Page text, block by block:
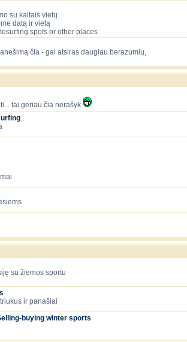
su kaitais vietų.
datą ir vietą
spots or other places
čia - gal atsiras daugiau berazumių,
tai geriau čia nerašyk
su žiemos sportu
ir panašiai
buying winter sports